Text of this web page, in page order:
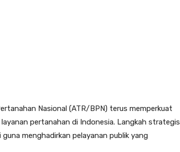
Nasional (ATR/BPN) terus memperkuat
pertanahan di Indonesia. Langkah strategis
menghadirkan pelayanan publik yang